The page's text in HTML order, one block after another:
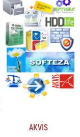
AKVIS